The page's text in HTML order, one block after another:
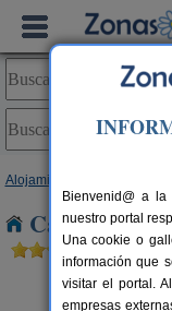
Alojamientos
Casas
Bienvenid@ a
nuestro portal
Una cookie o
información que
visitar el portal.
empresas